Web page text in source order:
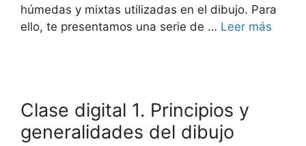
húmedas y mixtas utilizadas en el dibujo. Para
ello, te presentamos una serie de … Leer más
Clase digital 1. Principios y
generalidades del dibujo